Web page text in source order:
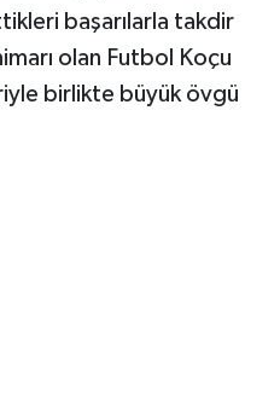
başarılarla takdir
olan Futbol Koçu
birlikte büyük övgü